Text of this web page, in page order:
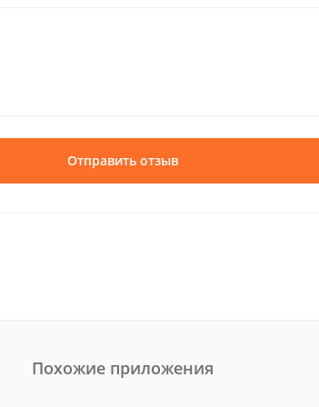
Отправить отзыв
Похожие приложения